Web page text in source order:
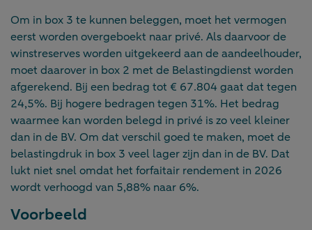
Om in box 3 te kunnen beleggen, moet het vermogen
eerst worden overgeboekt naar privé. Als daarvoor de
winstreserves worden uitgekeerd aan de aandeelhouder,
moet daarover in box 2 met de Belastingdienst worden
afgerekend. Bij een bedrag tot € 67.804 gaat dat tegen
24,5%. Bij hogere bedragen tegen 31%. Het bedrag
waarmee kan worden belegd in privé is zo veel kleiner
dan in de BV. Om dat verschil goed te maken, moet de
belastingdruk in box 3 veel lager zijn dan in de BV. Dat
lukt niet snel omdat het forfaitair rendement in 2026
wordt verhoogd van 5,88% naar 6%.
Voorbeeld